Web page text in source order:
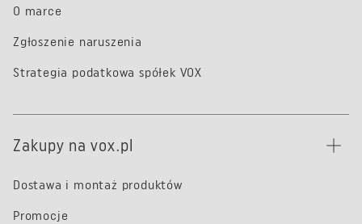
O marce
Zgłoszenie naruszenia
Strategia podatkowa spółek VOX
Zakupy na vox.pl
Dostawa i montaż produktów
Promocje